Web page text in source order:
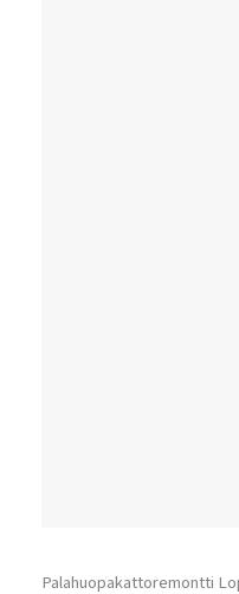
Palahuopakattoremontti